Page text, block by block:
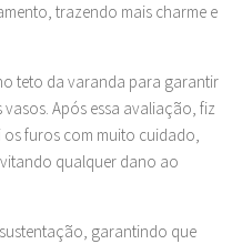
trazendo mais charme e
teto da varanda para garantir
Após essa avaliação, fiz
os furos com muito cuidado,
qualquer dano ao
garantindo que